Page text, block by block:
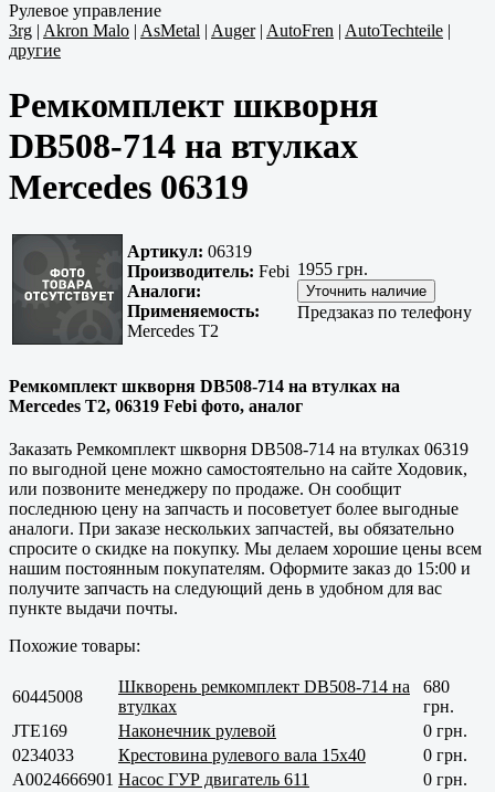
Рулевое управление
3rg | Akron Malo | AsMetal | Auger| AutoFren | AutoTechteile |
другие
Ремкомплект шкворня
DB508-714 на втулках
Mercedes 06319
Артикул: 06319
Производитель: Febi
Аналоги:
Применяемость:
Mercedes T2
1955 грн.
Предзаказ по телефону
Ремкомплект шкворня DB508-714 на втулках на
Mercedes T2, 06319 Febi фото, аналог
Заказать Ремкомплект шкворня DB508-714 на втулках 06319
по выгодной цене можно самостоятельно на сайте Ходовик,
или позвоните менеджеру по продаже. Он сообщит
последнюю цену на запчасть и посоветует более выгодные
аналоги. При заказе нескольких запчастей, вы обязательно
спросите о скидке на покупку. Мы делаем хорошие цены всем
нашим постоянным покупателям. Оформите заказ до 15:00 и
получите запчасть на следующий день в удобном для вас
пункте выдачи почты.
Похожие товары:
60445008
Шкворень ремкомплект DB508-714 на
втулках
680
грн.
JTE169
Наконечник рулевой
0 грн.
0234033
Крестовина рулевого вала 15x40
0 грн.
A0024666901 Насос ГУР двигатель 611
0 грн.